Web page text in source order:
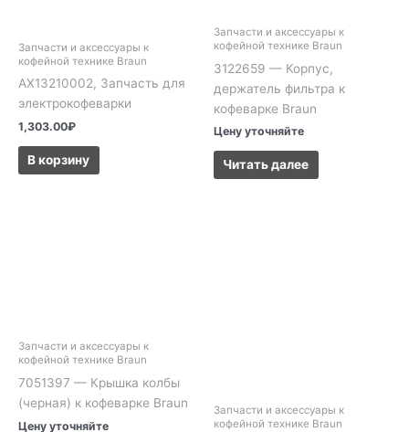
Запчасти и аксессуары к
кофейной технике Braun
AX13210002, Запчасть для
электрокофеварки
1,303.00₽
В корзину
Запчасти и аксессуары к
кофейной технике Braun
3122659 — Корпус,
держатель фильтра к
кофеварке Braun
Цену уточняйте
Читать далее
Запчасти и аксессуары к
кофейной технике Braun
7051397 — Крышка колбы
(черная) к кофеварке Braun
Цену уточняйте
Запчасти и аксессуары к
кофейной технике Braun